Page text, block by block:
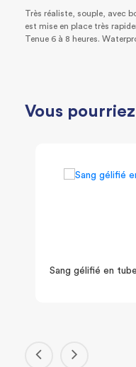
Très réaliste, souple, avec
est mise en place très
Tenue 6 à 8 heures.
Vous
Sang gélifié en